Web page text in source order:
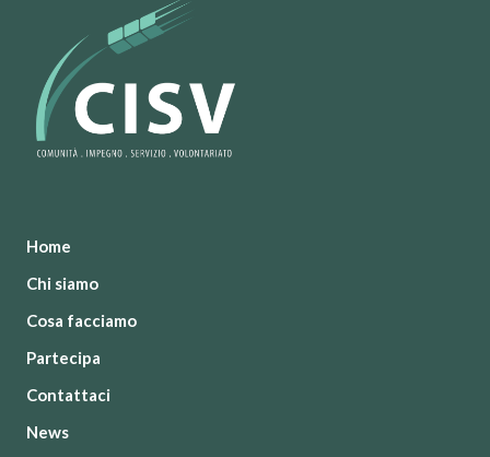
Home
Chi siamo
Cosa facciamo
Partecipa
Contattaci
News